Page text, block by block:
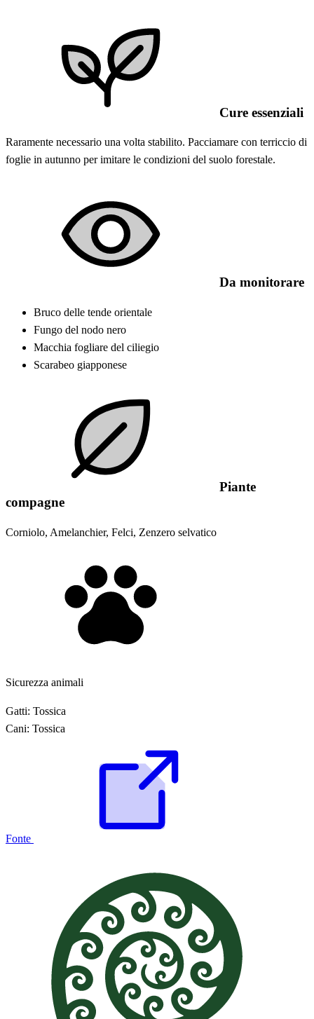
Cure essenziali
Raramente necessario una volta stabilito. Pacciamare con terriccio di
foglie in autunno per imitare le condizioni del suolo forestale.
Da monitorare
Bruco delle tende orientale
Fungo del nodo nero
Macchia fogliare del ciliegio
Scarabeo giapponese
Piante
compagne
Corniolo, Amelanchier, Felci, Zenzero selvatico
Sicurezza animali
Gatti: Tossica
Cani: Tossica
Fonte